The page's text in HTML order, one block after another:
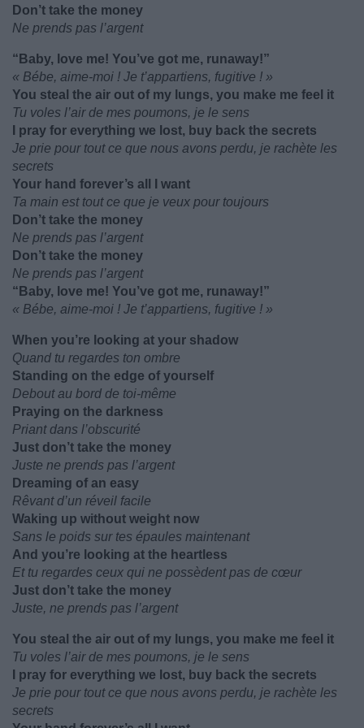
Don’t take the money
Ne prends pas l’argent
“Baby, love me! You’ve got me, runaway!”
« Bébe, aime-moi ! Je t’appartiens, fugitive ! »
You steal the air out of my lungs, you make me feel it
Tu voles l’air de mes poumons, je le sens
I pray for everything we lost, buy back the secrets
Je prie pour tout ce que nous avons perdu, je rachète les
secrets
Your hand forever’s all I want
Ta main est tout ce que je veux pour toujours
Don’t take the money
Ne prends pas l’argent
Don’t take the money
Ne prends pas l’argent
“Baby, love me! You’ve got me, runaway!”
« Bébe, aime-moi ! Je t’appartiens, fugitive ! »
When you’re looking at your shadow
Quand tu regardes ton ombre
Standing on the edge of yourself
Debout au bord de toi-même
Praying on the darkness
Priant dans l’obscurité
Just don’t take the money
Juste ne prends pas l’argent
Dreaming of an easy
Rêvant d’un réveil facile
Waking up without weight now
Sans le poids sur tes épaules maintenant
And you’re looking at the heartless
Et tu regardes ceux qui ne possèdent pas de cœur
Just don’t take the money
Juste, ne prends pas l’argent
You steal the air out of my lungs, you make me feel it
Tu voles l’air de mes poumons, je le sens
I pray for everything we lost, buy back the secrets
Je prie pour tout ce que nous avons perdu, je rachète les
secrets